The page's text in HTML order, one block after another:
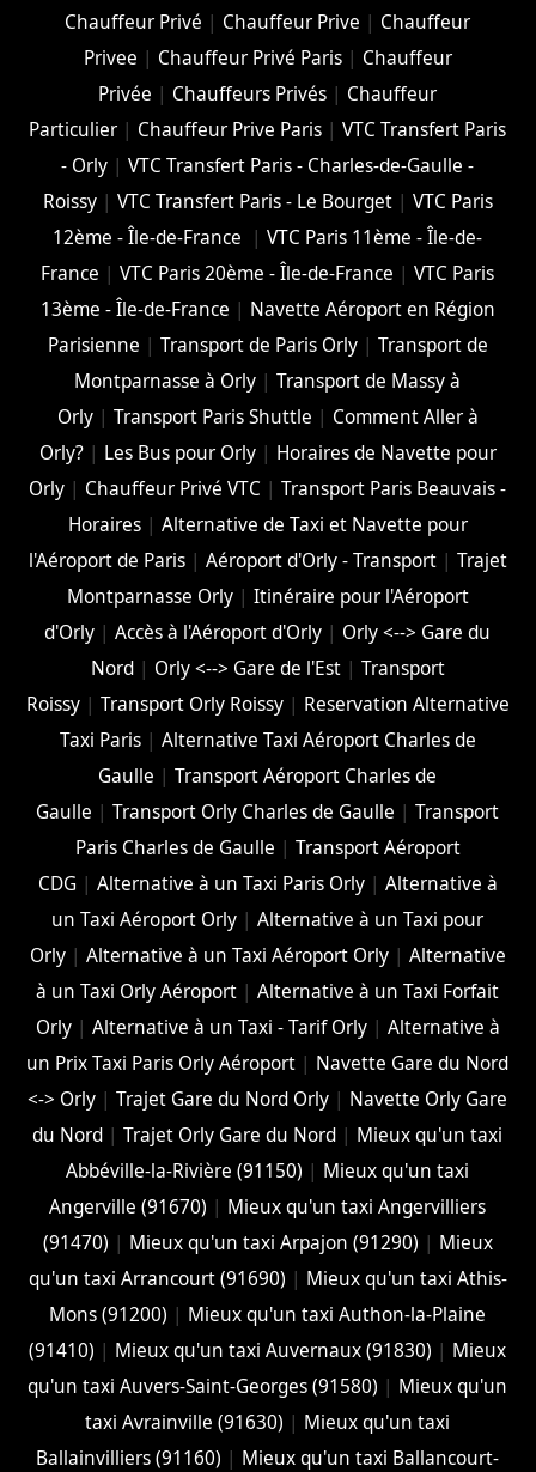
Chauffeur Privé | Chauffeur Prive | Chauffeur
Privee | Chauffeur Privé Paris| Chauffeur
Privée | Chauffeurs Privés | Chauffeur
Particulier | Chauffeur Prive Paris |VTC Transfert Paris
- Orly |VTC Transfert Paris - Charles-de-Gaulle -
Roissy| VTC Transfert Paris - Le Bourget| VTC Paris
12ème - Île-de-France
|VTC Paris 11ème - Île-de-
France |VTC Paris 20ème - Île-de-France |VTC Paris
13ème - Île-de-France | Navette Aéroport en Région
Parisienne | Transport de Paris Orly| Transport de
Montparnasse à Orly |Transport de Massy à
Orly| Transport Paris Shuttle | Comment Aller à
Orly?| Les Bus pour Orly| Horaires de Navette pour
Orly | Chauffeur Privé VTC |Transport Paris Beauvais -
Horaires| Alternative de Taxi et Navette pour
l'Aéroport de Paris| Aéroport d'Orly - Transport| Trajet
Montparnasse Orly| Itinéraire pour l'Aéroport
d'Orly |Accès à l'Aéroport d'Orly | Orly <--> Gare du
Nord| Orly <--> Gare de l'Est| Transport
Roissy| Transport Orly Roissy| Reservation Alternative
Taxi Paris| Alternative Taxi Aéroport Charles de
Gaulle |Transport Aéroport Charles de
Gaulle |Transport Orly Charles de Gaulle |Transport
Paris Charles de Gaulle | Transport Aéroport
CDG | Alternative à un Taxi Paris Orly| Alternative à
un Taxi Aéroport Orly |Alternative à un Taxi pour
Orly| Alternative à un Taxi Aéroport Orly| Alternative
à un Taxi Orly Aéroport |Alternative à un Taxi Forfait
Orly| Alternative à un Taxi - Tarif Orly| Alternative à
un Prix Taxi Paris Orly Aéroport | Navette Gare du Nord
<-> Orly |Trajet Gare du Nord Orly | Navette Orly Gare
du Nord |Trajet Orly Gare du Nord | Mieux qu'un taxi
Abbéville-la-Rivière (91150) | Mieux qu'un taxi
Angerville (91670) | Mieux qu'un taxi Angervilliers
(91470) | Mieux qu'un taxi Arpajon (91290) | Mieux
qu'un taxi Arrancourt (91690) | Mieux qu'un taxi Athis-
Mons (91200) | Mieux qu'un taxi Authon-la-Plaine
(91410) | Mieux qu'un taxi Auvernaux (91830) | Mieux
qu'un taxi Auvers-Saint-Georges (91580) | Mieux qu'un
taxi Avrainville (91630) | Mieux qu'un taxi
Ballainvilliers (91160) | Mieux qu'un taxi Ballancourt-